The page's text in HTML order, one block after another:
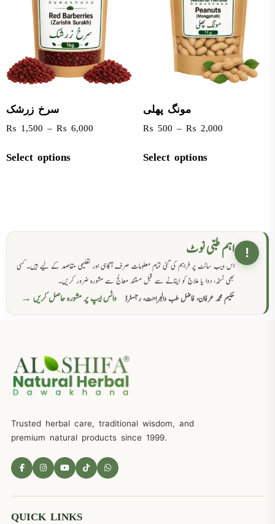
سرخ زرشک
₨ 1,500 – ₨ 6,000
Select options
مونگ پھلی
₨ 500 – ₨ 2,000
Select options
! اہم طبی نوٹ
اس ویب سائٹ پر فراہم کی گئی تمام معلومات صرف آگاہی اور تعلیمی مقاصد کے لیے ہیں۔ کسی
بھی نسخہ، دوا یا علاج کو اپنانے سے قبل مستند معالج سے مشورہ ضرور کریں۔
حکیم محمد عرفان، فاضل طب والجراحت، رجسٹرڈ
واٹس ایپ پر مشورہ حاصل کریں →
Trusted herbal care, traditional wisdom, and
premium natural products since 1999.
QUICK LINKS